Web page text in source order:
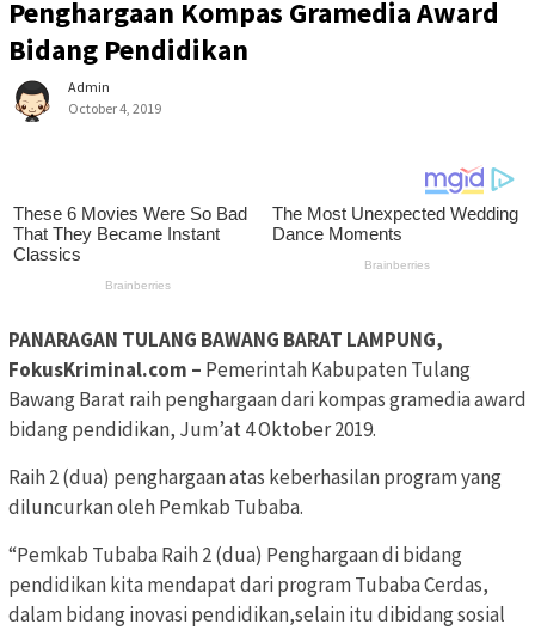
Penghargaan Kompas Gramedia Award
Bidang Pendidikan
Admin
October 4, 2019
PANARAGAN TULANG BAWANG BARAT LAMPUNG,
FokusKriminal.com – Pemerintah Kabupaten Tulang
Bawang Barat raih penghargaan dari kompas gramedia award
bidang pendidikan, Jum’at 4 Oktober 2019.
Raih 2 (dua) penghargaan atas keberhasilan program yang
diluncurkan oleh Pemkab Tubaba.
“Pemkab Tubaba Raih 2 (dua) Penghargaan di bidang
pendidikan kita mendapat dari program Tubaba Cerdas,
dalam bidang inovasi pendidikan,selain itu dibidang sosial